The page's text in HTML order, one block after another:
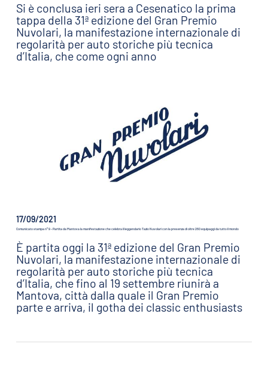
Si è conclusa ieri sera a Cesenatico la prima
tappa della 31ª edizione del Gran Premio
Nuvolari, la manifestazione internazionale di
regolarità per auto storiche più tecnica
d’Italia, che come ogni anno
17/09/2021
Comunicato stampa n° 9 - Partita da Mantova la manifestazione che celebra il leggendario Tazio Nuvolari con la presenza di oltre 260 equipaggi da tutto il mondo
È partita oggi la 31ª edizione del Gran Premio
Nuvolari, la manifestazione internazionale di
regolarità per auto storiche più tecnica
d’Italia, che fino al 19 settembre riunirà a
Mantova, città dalla quale il Gran Premio
parte e arriva, il gotha dei classic enthusiasts